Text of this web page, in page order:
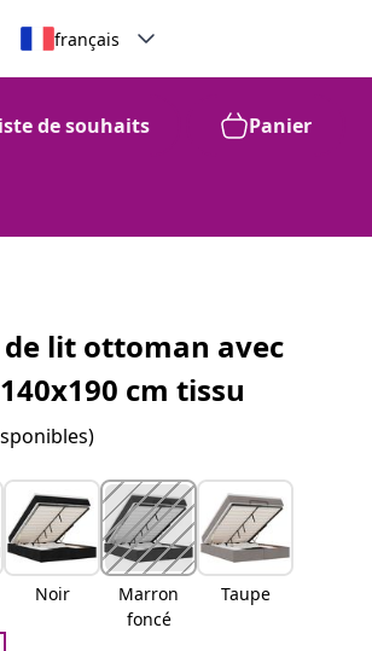
français
de souhaits Panier
de lit ottoman avec
cm tissu
Noir
Marron
foncé
Taupe